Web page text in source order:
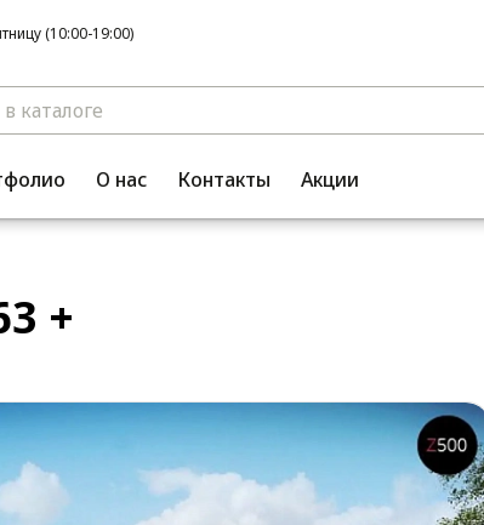
(10:00-19:00)
О нас Контакты Акции
+